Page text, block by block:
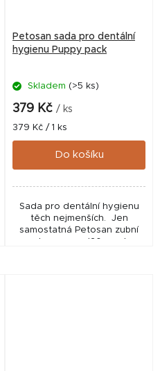
Petosan sada pro dentální
hygienu Puppy pack
Skladem (>5 ks)
379 Kč / ks
Měrná
cena:
379 Kč / 1 ks
Do košíku
Sada pro dentální hygienu
těch nejmenších. Jen
samostatná Petosan zubní